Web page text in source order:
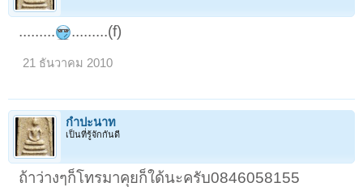
......... .........(f)
21 ธันวาคม 2010
กำปะนาท
เป็นที่รู้จักกันดี
ถ้าว่างๆก็โทรมาคุยก็ใด้นะครับ0846058155